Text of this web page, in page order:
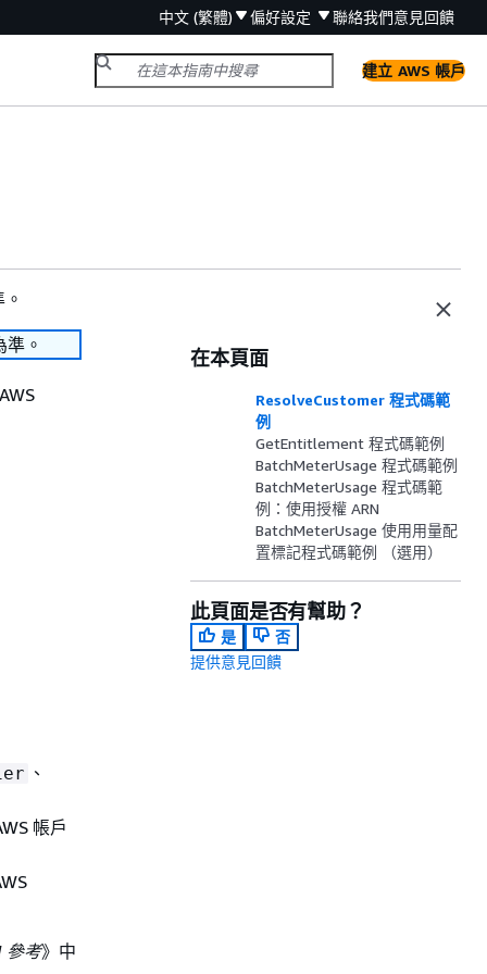
中文 (繁體) 偏好設定 聯絡我們意見回饋
建立 AWS 帳戶
。
、
帳戶
參考》中
在本頁面
ResolveCustomer 程式碼範
例
GetEntitlement 程式碼範例
BatchMeterUsage 程式碼範例
BatchMeterUsage 程式碼範
例：使用授權 ARN
BatchMeterUsage 使用用量配
置標記程式碼範例 （選用）
此頁面是否有幫助？
是
否
提供意見回饋